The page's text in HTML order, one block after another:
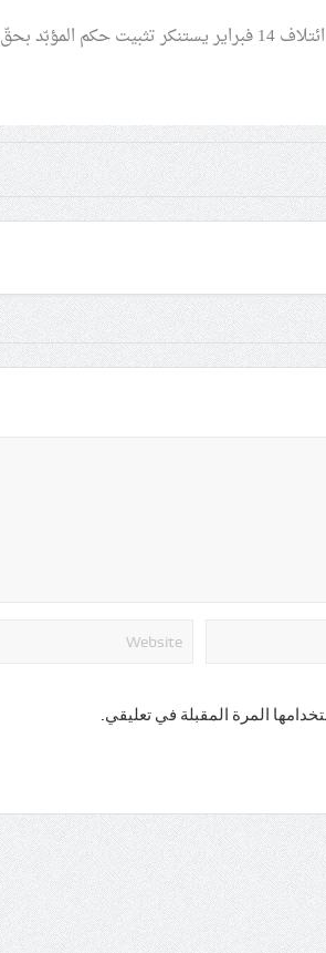
ائتلاف 14 فبراير يستنكر تثبيت حكم المؤبّد بحقّ الشيخ علي سلمان
المرة المقبلة في تعليقي.